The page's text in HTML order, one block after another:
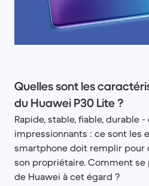
Quelles sont les
du Huawei P30 Lite ?
Rapide, stable, fiable, durable
impressionnants : ce sont les
smartphone doit remplir pour
son propriétaire. Comment se
de Huawei à cet égard ?